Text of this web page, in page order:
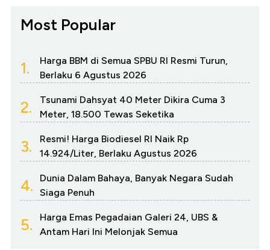
Most Popular
1.
Harga BBM di Semua SPBU RI Resmi Turun,
Berlaku 6 Agustus 2026
2.
Tsunami Dahsyat 40 Meter Dikira Cuma 3
Meter, 18.500 Tewas Seketika
3.
Resmi! Harga Biodiesel RI Naik Rp
14.924/Liter, Berlaku Agustus 2026
4.
Dunia Dalam Bahaya, Banyak Negara Sudah
Siaga Penuh
5.
Harga Emas Pegadaian Galeri 24, UBS &
Antam Hari Ini Melonjak Semua